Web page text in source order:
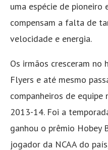
uma espécie de
compensam a falta de
velocidade e energia.
Os irmãos cresceram
Flyers e até mesmo
companheiros de equipe
2013-14. Foi a
ganhou o prêmio Hobey
jogador da NCAA do